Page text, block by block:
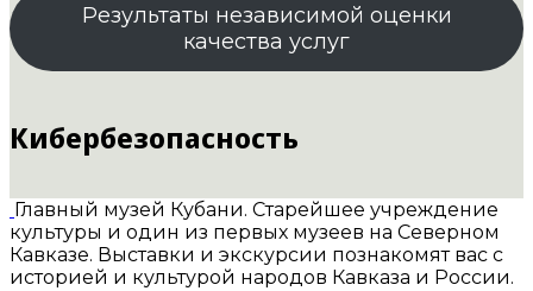
Результаты независимой оценки
качества услуг
Кибербезопасность
Главный музей Кубани. Старейшее учреждение
культуры и один из первых музеев на Северном
Кавказе. Выставки и экскурсии познакомят вас с
историей и культурой народов Кавказа и России.